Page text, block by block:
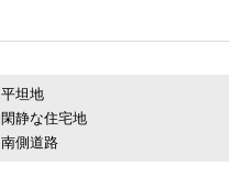
平坦地
閑静な住宅地
南側道路